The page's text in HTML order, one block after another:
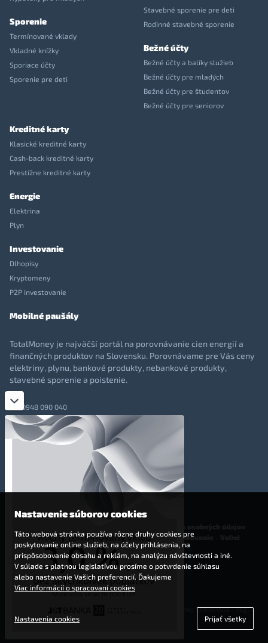
Sporenie
Termínované vklady
Vkladné knížky
Sporiace účty
Sporenie pre deti
Stavebné sporenie pre deti
Rodinné stavebné sporenie
Bežné účty
Bežné účty a balíky služieb
Bežné účty pre mladých
Bežné účty pre študentov
Bežné účty pre seniorov
Kreditné karty
Klasické kreditné karty
Cash-back kreditné karty
Prestížne kreditné karty
Energie
Elektrina
Plyn
Investovanie
Dlhopisy
Kryptomeny
P2P investovanie
Mobilné paušály
TotalMoney je najväčší portál na porovnávanie cien energií a
finančných produktov na Slovensku. Porovnávame pre Vás ceny
elektriny, plynu, bankové produkty, nebankové produkty,
stavebné sporenie a poistenie.
0948 090 040
+421 948 090 051
info@totalmoney.sk
Levočská 866, Poprad, 058 01
Cookies-Nastavenia cookies -Finančné sprostredkovanie
pracovné miesta
Affiliate - partnerský program
(samostatný finančný agent, povolenie Národnej banky Slovenska - reg. č.
127292)
Nastavenie súborov cookies
Táto webová stránka používa rôzne druhy cookies pre
poskytovanie online služieb, na účely prihlásenia, na
prispôsobovanie obsahu a reklám, na analýzu návštevnosti a iné.
V súlade s platnou legislatívou prosíme o potvrdenie súhlasu
alebo nastavenie Vašich preferencií. Ďakujeme
Viac informácií o spracovaní cookies
Nastavenia cookies Prijať všetky